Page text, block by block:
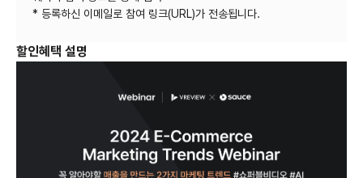
* 등록하신 이메일로 참여 링크(URL)가 전송됩니다.
할인혜택 설명